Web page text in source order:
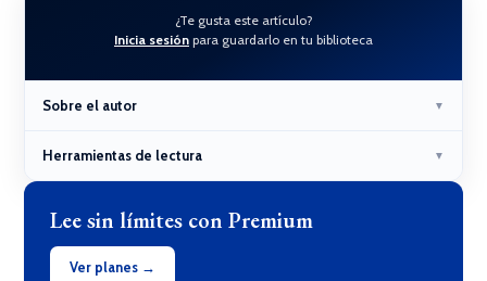
¿Te gusta este artículo?
Inicia sesión para guardarlo en tu biblioteca
Sobre el autor ▼
Herramientas de lectura ▼
Lee sin límites con Premium
Ver planes →